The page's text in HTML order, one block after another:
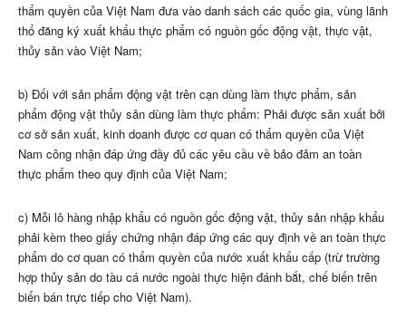
thẩm quyền của Việt Nam đưa vào danh sách các quốc gia, vùng lãnh
thổ đăng ký xuất khẩu thực phẩm có nguồn gốc động vật, thực vật,
thủy sản vào Việt Nam;
b) Đối với sản phẩm động vật trên cạn dùng làm thực phẩm, sản
phẩm động vật thủy sản dùng làm thực phẩm: Phải được sản xuất bởi
cơ sở sản xuất, kinh doanh được cơ quan có thẩm quyền của Việt
Nam công nhận đáp ứng đầy đủ các yêu cầu về bảo đảm an toàn
thực phẩm theo quy định của Việt Nam;
c) Mỗi lô hàng nhập khẩu có nguồn gốc động vật, thủy sản nhập khẩu
phải kèm theo giấy chứng nhận đáp ứng các quy định về an toàn thực
phẩm do cơ quan có thẩm quyền của nước xuất khẩu cấp (trừ trường
hợp thủy sản do tàu cá nước ngoài thực hiện đánh bắt, chế biến trên
biển bán trực tiếp cho Việt Nam).